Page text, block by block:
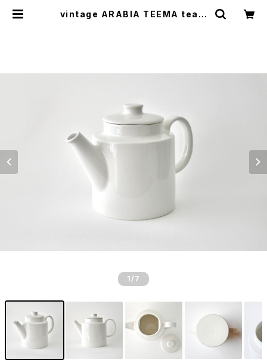
vintage ARABIA TEEMA tea p
1 /7